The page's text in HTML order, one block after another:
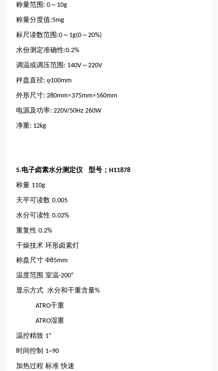
称量范围 : 0 ～ 10g
称量分度值:5mg
标尺读数范围 :0 ～ 1g(0 ～ 20%)
水份测定准确性:0.2%
调温或调压范围 : 140V ～ 220V
秤盘直径:φ100mm
外形尺寸: 280mm×375mm×560mm
电源及功率: 220V/50Hz 260W
净重: 12kg
5. 电子卤素水分测定仪 型号；H11878
称量 110g
天平可读数 0.005
水分可读性 0.02%
重复性 0.2%
干燥技术 环形卤素灯
称盘尺寸 Φ85mm
温度范围 室温-200°
显示方式 水分和干重含量%
ATRO干重
ATRO湿重
温控精致 1°
时间控制 1~90
加热过程 标准 快速